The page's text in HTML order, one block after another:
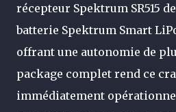
récepteur Spektrum SR515
batterie Spektrum Smart
offrant une autonomie de
package complet rend ce
immédiatement